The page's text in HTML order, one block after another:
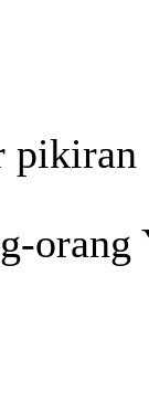
pikiran
orang